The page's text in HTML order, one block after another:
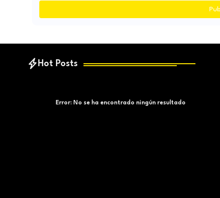
Hot Posts
Error: No se ha encontrado ningún resultado